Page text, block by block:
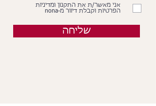
אני מאשר/ת את התקנון ומדיניות
הפרטיות וקבלת דיוור מ-nona
שליחה